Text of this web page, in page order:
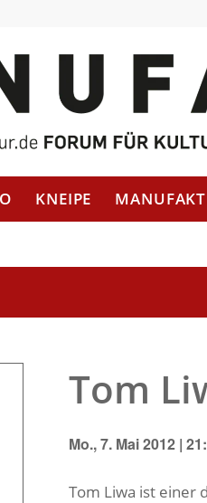
KNEIPE
Tom
Mo., 7. Mai 2012 |
Tom Liwa ist einer